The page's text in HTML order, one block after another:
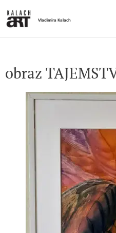
Vladimíra Kalach
obraz